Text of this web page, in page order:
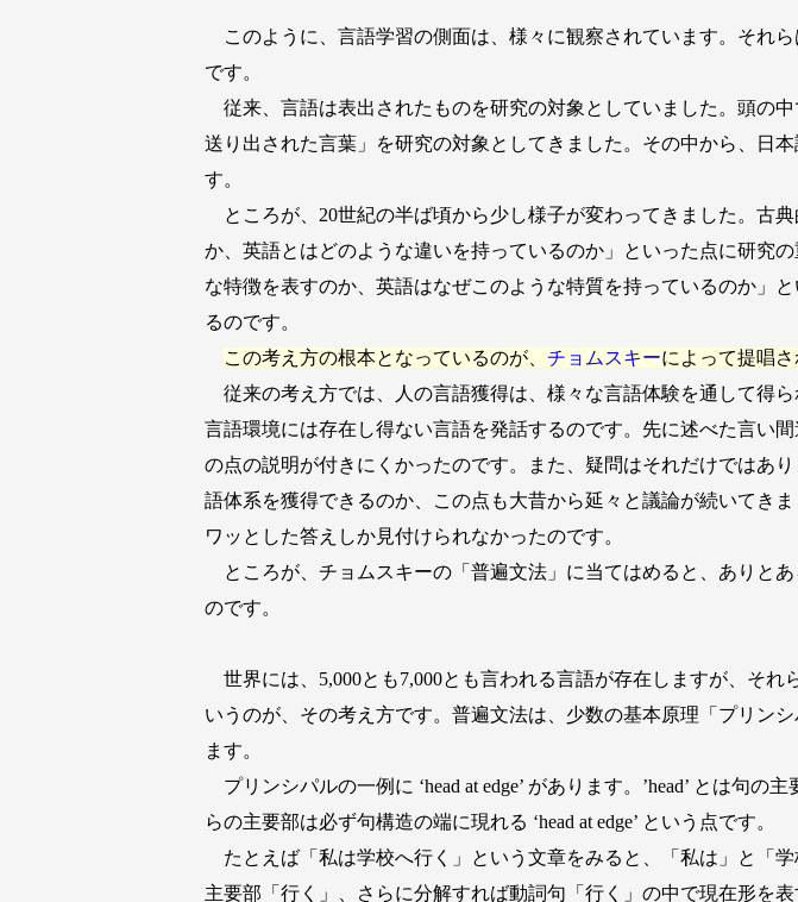
このように、言語学習の側面は、様々に観察されています。それ
です。
従来、言語は表出されたものを研究の対象としていました。頭の
送り出された言葉」を研究の対象としてきました。その中から、日
す。
ところが、20世紀の半ば頃から少し様子が変わってきました。古
か、英語とはどのような違いを持っているのか」といった点に研究
な特徴を表すのか、英語はなぜこのような特質を持っているのか」
るのです。
この考え方の根本となっているのが、 チョムスキーによって提唱
従来の考え方では、人の言語獲得は、様々な言語体験を通して得
言語環境には存在し得ない言語を発話するのです。先に述べた言い
の点の説明が付きにくかったのです。また、疑問はそれだけではあ
語体系を獲得できるのか、この点も大昔から延々と議論が続いてき
ワッとした答えしか見付けられなかったのです。
ところが、チョムスキーの「普遍文法」に当てはめると、ありと
のです。
世界には、5,000とも7,000とも言われる言語が存在しますが、それ
いうのが、その考え方です。普遍文法は、少数の基本原理「プリン
ます。
プリンシパルの一例に ‘head at edge’ があります。’head’ とは句
らの主要部は必ず句構造の端に現れる ‘head at edge’ という点です。
たとえば「私は学校へ行く」という文章をみると、「私は」と「
主要部「行く」、さらに分解すれば動詞句「行く」の中で現在形を